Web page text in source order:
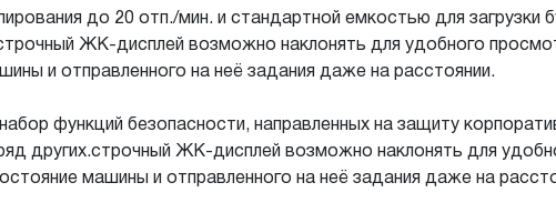
до 20 отп./мин. и стандартной емкостью для загрузки
ЖК-дисплей возможно наклонять для удобного
и отправленного на неё задания даже на расстоянии.
функций безопасности, направленных на защиту
других.строчный ЖК-дисплей возможно наклонять для
машины и отправленного на неё задания даже на